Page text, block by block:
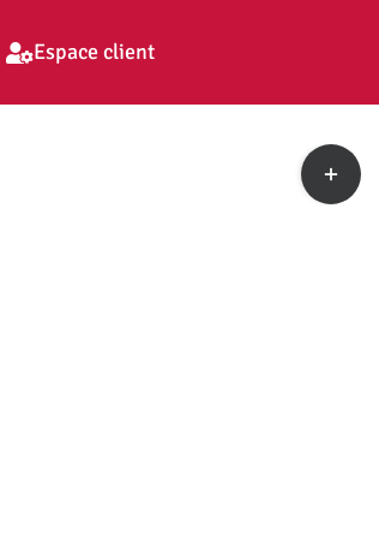
Espace client
Toggle
Sliding
Bar